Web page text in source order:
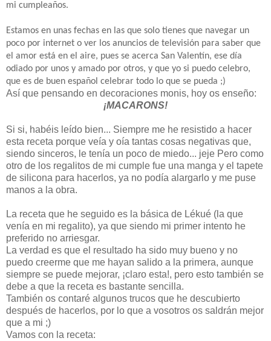
mi cumpleaños.
Estamos en unas fechas en las que solo tienes que navegar un
poco por internet o ver los anuncios de televisión para saber que
el amor está en el aire, pues se acerca San Valentín, ese día
odiado por unos y amado por otros, y que yo si puedo celebro,
que es de buen español celebrar todo lo que se pueda ;)
Así que pensando en decoraciones monis, hoy os enseño:
¡MACARONS!
Si si, habéis leído bien... Siempre me he resistido a hacer
esta receta porque veía y oía tantas cosas negativas que,
siendo sinceros, le tenía un poco de miedo... jeje Pero como
otro de los regalitos de mi cumple fue una manga y el tapete
de silicona para hacerlos, ya no podía alargarlo y me puse
manos a la obra.
La receta que he seguido es la básica de Lékué (la que
venía en mi regalito), ya que siendo mi primer intento he
preferido no arriesgar.
La verdad es que el resultado ha sido muy bueno y no
puedo creerme que me hayan salido a la primera, aunque
siempre se puede mejorar, ¡claro esta!, pero esto también se
debe a que la receta es bastante sencilla.
También os contaré algunos trucos que he descubierto
después de hacerlos, por lo que a vosotros os saldrán mejor
que a mi ;)
Vamos con la receta: